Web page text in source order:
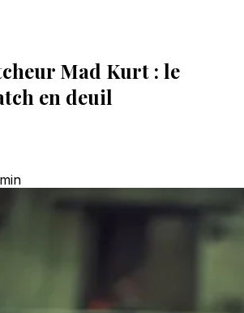
Mad Kurt : le
en deuil